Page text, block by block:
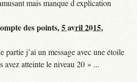
mais manque d explication
des points,5 avril 2015,
partie j’ai un message avec une étoile
atteinte le niveau 20 » ...